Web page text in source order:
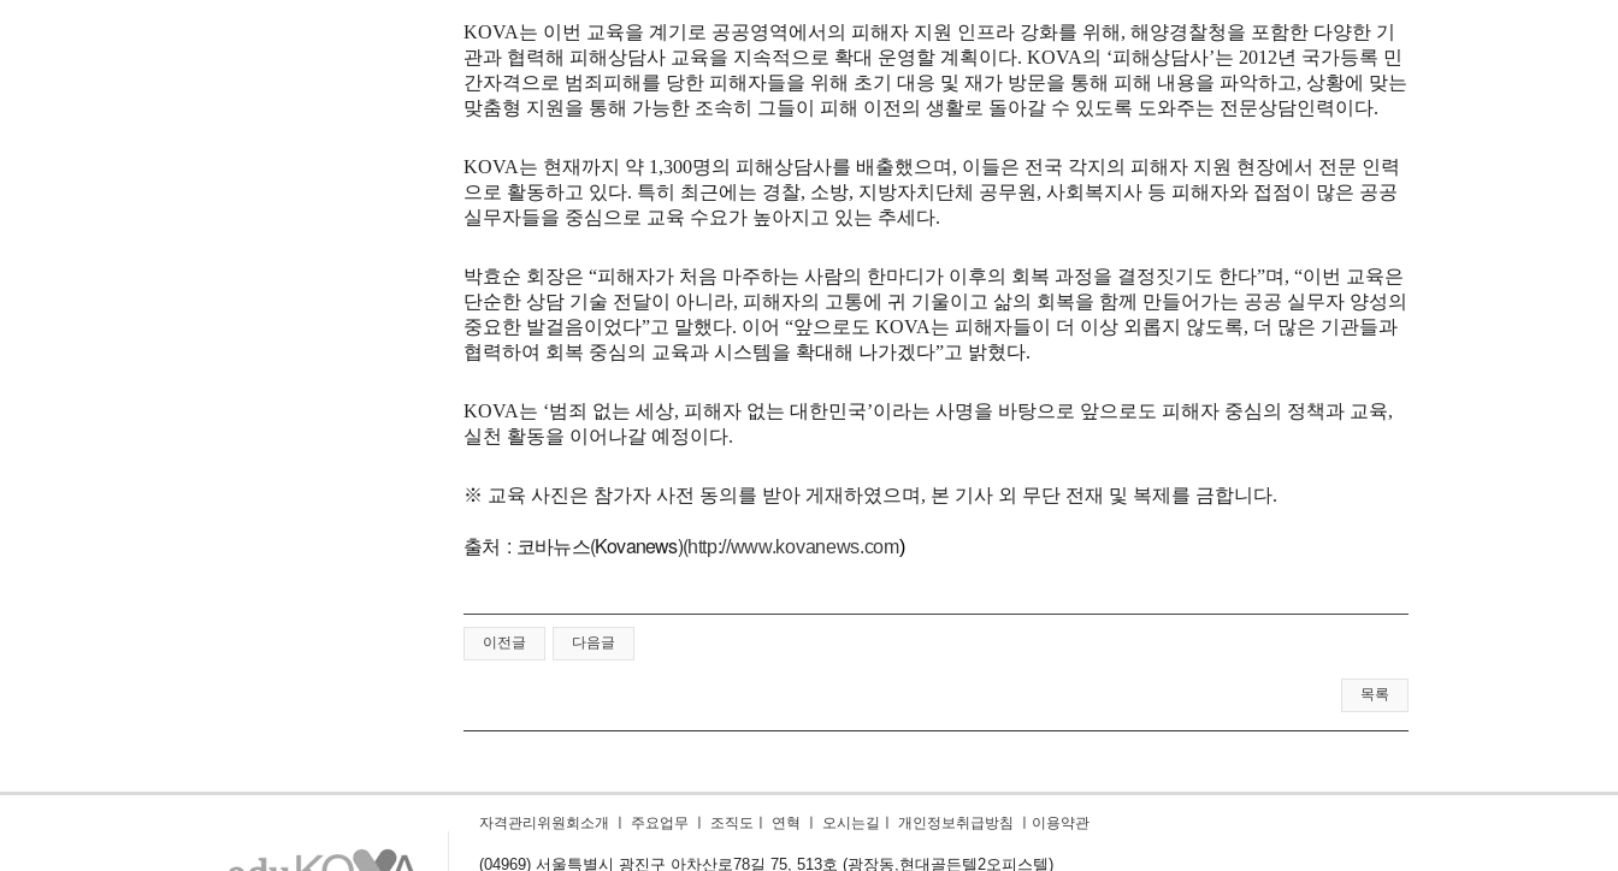
KOVA는 이번 교육을 계기로 공공영역에서의 피해자 지원 인프라 강화를 위해 , 해양경찰청을 포함한 다양한 기
관과 협력해 피해상담사 교육을 지속적으로 확대 운영할 계획이다. KOVA의 ‘피해상담사’는 2012년 국가등록 민
간자격으로 범죄피해를 당한 피해자들을 위해 초기 대응 및 재가 방문을 통해 피해 내용을 파악하고, 상황에 맞는
맞춤형 지원을 통해 가능한 조속히 그들이 피해 이전의 생활로 돌아갈 수 있도록 도와주는 전문상담인력이다.
KOVA는 현재까지 약 1,300명의 피해상담사를 배출했으며 , 이들은 전국 각지의 피해자 지원 현장에서 전문 인력
으로 활동하고 있다. 특히 최근에는 경찰, 소방, 지방자치단체 공무원 , 사회복지사 등 피해자와 접점이 많은 공공
실무자들을 중심으로 교육 수요가 높아지고 있는 추세다.
박효순 회장은 “피해자가 처음 마주하는 사람의 한마디가 이후의 회복 과정을 결정짓기도 한다”며 , “이번 교육은
단순한 상담 기술 전달이 아니라, 피해자의 고통에 귀 기울이고 삶의 회복을 함께 만들어가는 공공 실무자 양성의
중요한 발걸음이었다”고 말했다. 이어 “앞으로도 KOVA는 피해자들이 더 이상 외롭지 않도록, 더 많은 기관들과
협력하여 회복 중심의 교육과 시스템을 확대해 나가겠다”고 밝혔다.
KOVA는 ‘범죄 없는 세상, 피해자 없는 대한민국’이라는 사명을 바탕으로 앞으로도 피해자 중심의 정책과 교육,
실천 활동을 이어나갈 예정이다.
※ 교육 사진은 참가자 사전 동의를 받아 게재하였으며 , 본 기사 외 무단 전재 및 복제를 금합니다.
출처 : 코바뉴스(Kovanews)(http://www.kovanews.com)
이전글 다음글
목록
자격관리위원회소개 주요업무 조직도 연혁 오시는길 개인정보취급방침 이용약관
(04969) 서울특별시 광진구 아차산로78길 75, 513호 (광장동,현대골든텔2오피스텔)